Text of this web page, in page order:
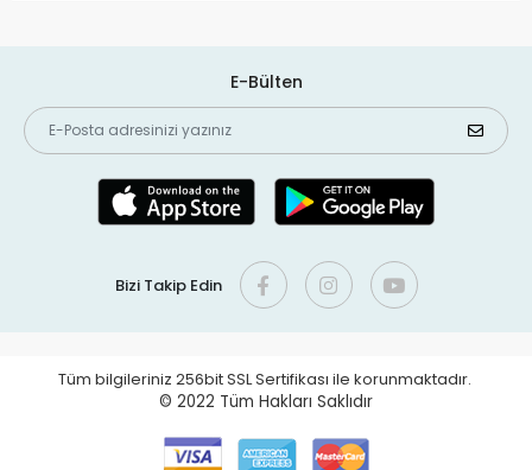
E-Bülten
Bizi Takip Edin
Tüm bilgileriniz 256bit SSL Sertifikası ile korunmaktadır.
© 2022 Tüm Hakları Saklıdır